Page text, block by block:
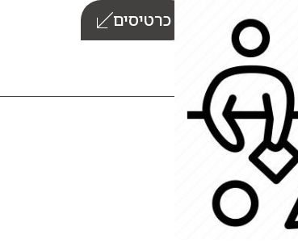
כרטיסים